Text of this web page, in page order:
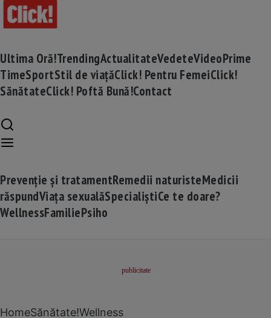
Ultima Oră!TrendingActualitateVedeteVideoPrime
TimeSportStil de viațăClick! Pentru FemeiClick!
SănătateClick! Poftă Bună!Contact
Prevenție și tratamentRemedii naturisteMedicii
răspundViața sexualăSpecialiștiCe te doare?
WellnessFamiliePsiho
HomeSănătate!Wellness